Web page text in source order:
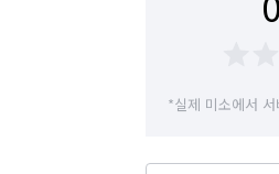
*실제 미소에서